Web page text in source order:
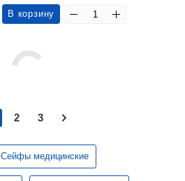
В корзину
2 3
Сейфы медицинские